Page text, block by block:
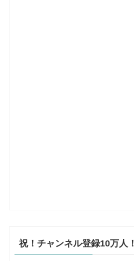
祝！チャンネル登録10万人！